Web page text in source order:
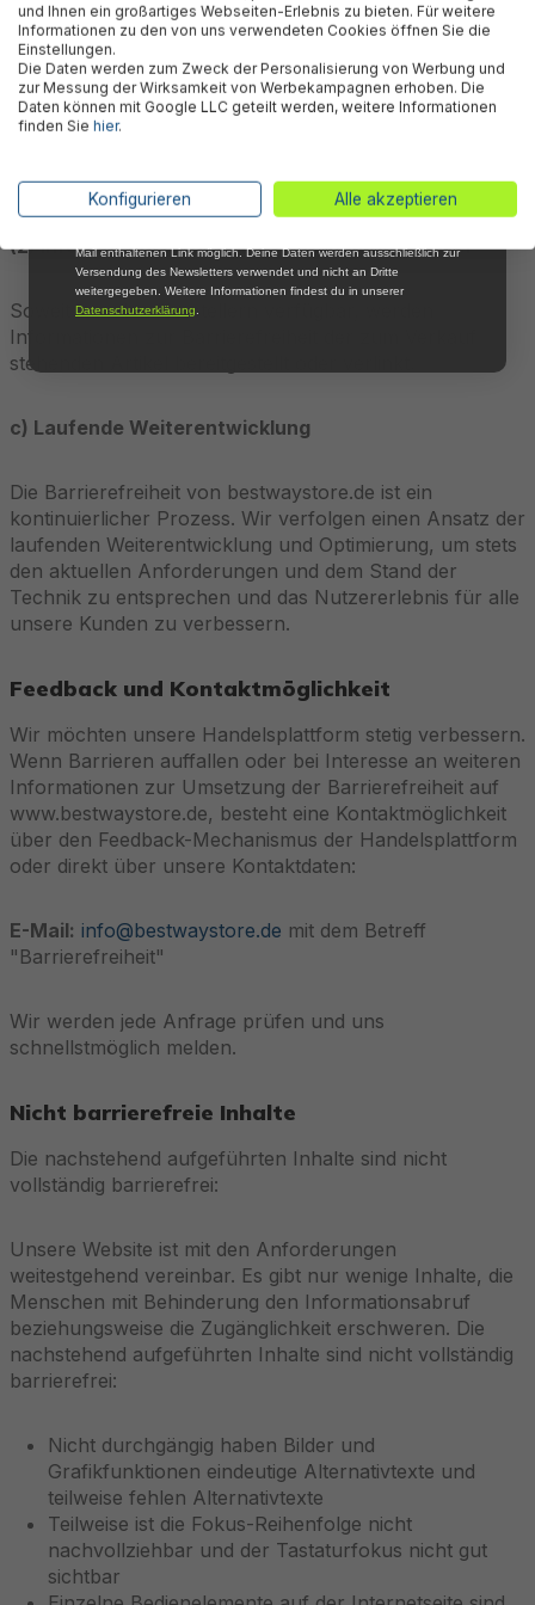
Zahlungsdienste
Identifizierungs-, Authentifizierungs-, Sicherheits- und
Zahlungsfunktionen sind wahrnehmbar, bedienbar,
verständlich und robust gestaltet. Dies umfasst klare
Unterstützung von Tastaturnavigation.
(2) Informationen zur Barrierefreiheit der Artikel
Soweit von den Herstellern verfügbar, werden
Informationen zur Barrierefreiheit der zum Verkauf
stehenden Artikel bereitgestellt oder verlinkt.
c) Laufende Weiterentwicklung
Die Barrierefreiheit von bestwaystore.de ist ein
kontinuierlicher Prozess. Wir verfolgen einen Ansatz der
laufenden Weiterentwicklung und Optimierung, um stets
den aktuellen Anforderungen und dem Stand der
Technik zu entsprechen und das Nutzererlebnis für alle
unsere Kunden zu verbessern.
Feedback und Kontaktmöglichkeit
Wir möchten unsere Handelsplattform stetig verbessern.
Wenn Barrieren auffallen oder bei Interesse an weiteren
Informationen zur Umsetzung der Barrierefreiheit auf
www.bestwaystore.de, besteht eine Kontaktmöglichkeit
über den Feedback-Mechanismus der Handelsplattform
oder direkt über unsere Kontaktdaten:
E-Mail: info@bestwaystore.de mit dem Betreff
"Barrierefreiheit"
Wir werden jede Anfrage prüfen und uns
schnellstmöglich melden.
Nicht barrierefreie Inhalte
Die nachstehend aufgeführten Inhalte sind nicht
vollständig barrierefrei:
Unsere Website ist mit den Anforderungen
weitestgehend vereinbar. Es gibt nur wenige Inhalte, die
Menschen mit Behinderung den Informationsabruf
beziehungsweise die Zugänglichkeit erschweren. Die
nachstehend aufgeführten Inhalte sind nicht vollständig
barrierefrei:
Nicht durchgängig haben Bilder und
Grafikfunktionen eindeutige Alternativtexte und
teilweise fehlen Alternativtexte
Teilweise ist die Fokus-Reihenfolge nicht
nachvollziehbar und der Tastaturfokus nicht gut
sichtbar
und Ihnen ein großartiges Webseiten-Erlebnis zu bieten. Für weitere
Informationen zu den von uns verwendeten Cookies öffnen Sie die
Einstellungen.
Die Daten werden zum Zweck der Personalisierung von Werbung und
zur Messung der Wirksamkeit von Werbekampagnen erhoben. Die
Daten können mit Google LLC geteilt werden, weitere Informationen
finden Sie hier.
Konfigurieren Alle akzeptieren
Willkommensrabatt auf nicht reduzierte Ware
bei Deiner ersten Bestellung !*
Email
*Mit der Anmeldung zum Newsletter stimmst du zu, regelmäßig per E-
Mail über aktuelle Angebote, Aktionen und Produktneuheiten
Mail enthaltenen Link möglich. Deine Daten werden ausschließlich zur
Versendung des Newsletters verwendet und nicht an Dritte
weitergegeben. Weitere Informationen findest du in unserer
Datenschutzerklärung